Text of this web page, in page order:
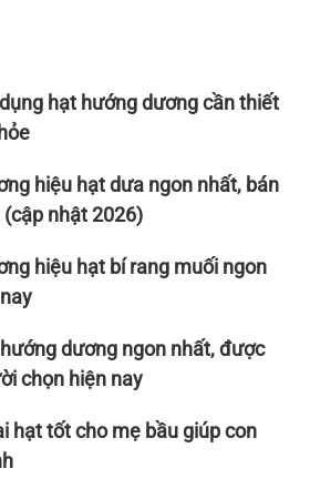
hạt hướng dương cần thiết
hiệu hạt dưa ngon nhất, bán
nhật 2026)
hiệu hạt bí rang muối ngon
dương ngon nhất, được
chọn hiện nay
hạt tốt cho mẹ bầu giúp con